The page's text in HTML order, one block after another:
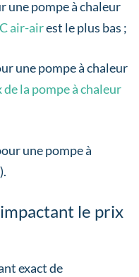
une pompe à chaleur
air-airest le plus bas ;
une pompe à chaleur
de la pompe à chaleur
une pompe à
le prix
exact de